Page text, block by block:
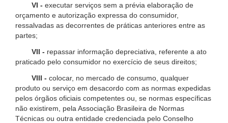
VI - executar serviços sem a prévia elaboração de
orçamento e autorização expressa do consumidor,
ressalvadas as decorrentes de práticas anteriores entre as
partes;
VII - repassar informação depreciativa, referente a ato
praticado pelo consumidor no exercício de seus direitos;
VIII - colocar, no mercado de consumo, qualquer
produto ou serviço em desacordo com as normas expedidas
pelos órgãos oficiais competentes ou, se normas específicas
não existirem, pela Associação Brasileira de Normas
Técnicas ou outra entidade credenciada pelo Conselho